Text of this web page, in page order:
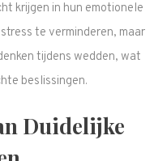
krijgen in hun emotionele
te verminderen, maar
tijdens wedden, wat
beslissingen.
Duidelijke